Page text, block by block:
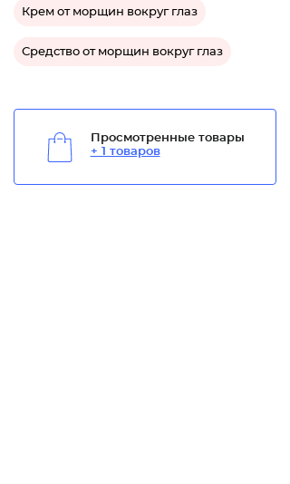
Крем от морщин вокруг глаз
Средство от морщин вокруг глаз
Просмотренные товары
+ 1 товаров